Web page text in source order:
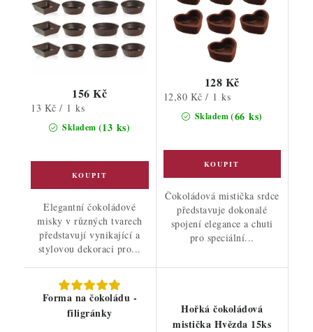
Skladem (13 ks)
156 Kč
Měrná
cena:
13 Kč / 1 ks
Elegantní čokoládové
misky v různých tvarech
představují vynikající a
stylovou dekoraci pro...
Skladem(66 ks)
128 Kč
Měrná
cena:
12,80 Kč / 1 ks
Čokoládová mistička srdce
představuje dokonalé
spojení elegance a chuti
pro speciální...
Forma na čokoládu -
filigránky
Hořká čokoládová
mistička Hvězda 15ks